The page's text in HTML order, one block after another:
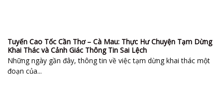
Tuyến Cao Tốc Cần Thơ – Cà Mau: Thực Hư Chuyện Tạm Dừng
Khai Thác và Cảnh Giác Thông Tin Sai Lệch
Những ngày gần đây, thông tin về việc tạm dừng khai thác một
đoạn của...